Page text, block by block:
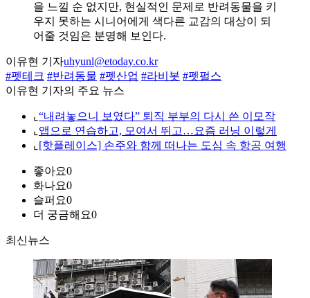
을 느낄 순 없지만, 현실적인 문제로 반려동물을 키
우지 못하는 시니어에게 색다른 교감의 대상이 되
어줄 것임은 분명해 보인다.
이유현 기자uhyunl@etoday.co.kr
#펫테크 #반려동물 #펫산업 #라비봇 #펫펄스
이유현 기자의 주요 뉴스
⌞ “내려놓으니 보였다” 퇴직 부부의 다시 쓴 이모작
⌞ 앱으로 연습하고, 모여서 뛰고…요즘 러닝 이렇게
⌞ [핫플레이스] 손주와 함께 떠나는 도심 속 항공 여행
좋아요0
화나요0
슬퍼요0
더 궁금해요0
최신뉴스